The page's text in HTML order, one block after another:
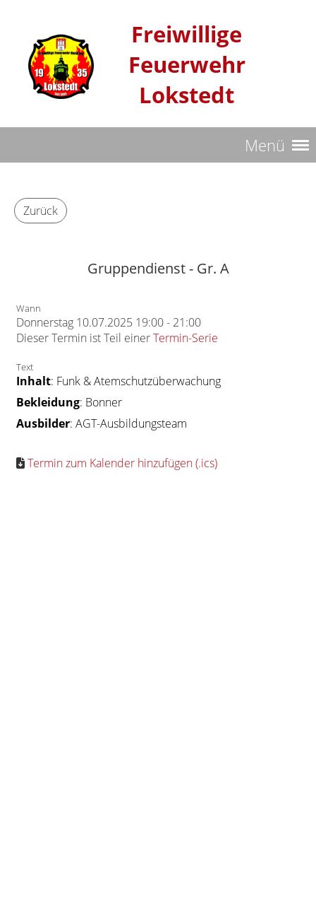
Freiwillige
Feuerwehr
Lokstedt
Menü
Zurück
Gruppendienst - Gr. A
Wann
Donnerstag 10.07.2025 19:00 - 21:00
Dieser Termin ist Teil einerTermin-Serie
Text
Inhalt: Funk & Atemschutzüberwachung
Bekleidung: Bonner
Ausbilder: AGT-Ausbildungsteam
Termin zum Kalender hinzufügen (.ics)